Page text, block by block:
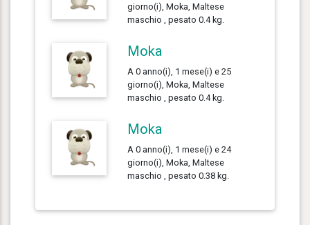
giorno(i), Moka, Maltese
maschio , pesato 0.4 kg.
Moka
A 0 anno(i), 1 mese(i) e 25
giorno(i), Moka, Maltese
maschio , pesato 0.4 kg.
Moka
A 0 anno(i), 1 mese(i) e 24
giorno(i), Moka, Maltese
maschio , pesato 0.38 kg.